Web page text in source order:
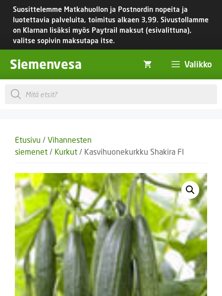
Siirry
sisältöön
Suosittelemme Matkahuollon ja Postnordin nopeita ja
luotettavia palveluita, toimitus alkaen 3,99. Sivustollamme
on Klarnan lisäksi myös Paytrail maksut (esivalittuna),
valitse sopivin maksutapa itse.
Siemenvesa Valikko
Products
search
Etusivu / Vihannesten
siemenet / Kurkut / Kasvihuonekurkku Shakira FI